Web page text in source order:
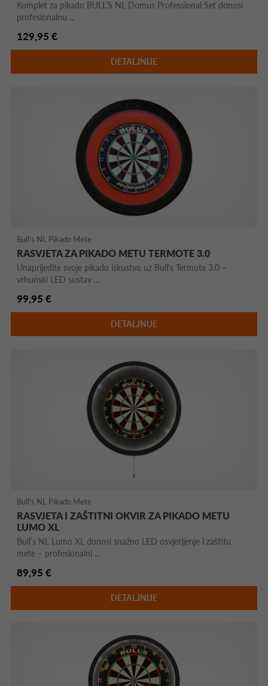
Komplet za pikado BULL’S NL Domus Professional Set donosi
profesionalnu ...
129,95 €
DETALJNIJE
Bull's NL Pikado Mete
RASVJETA ZA PIKADO METU TERMOTE 3.0
Unaprijedite svoje pikado iskustvo uz Bull's Termote 3.0 –
vrhunski LED sustav ...
99,95 €
DETALJNIJE
Bull's NL Pikado Mete
RASVJETA I ZAŠTITNI OKVIR ZA PIKADO METU
LUMO XL
Bull’s NL Lumo XL donosi snažno LED osvjetljenje i zaštitu
mete – profesionalni ...
89,95 €
DETALJNIJE